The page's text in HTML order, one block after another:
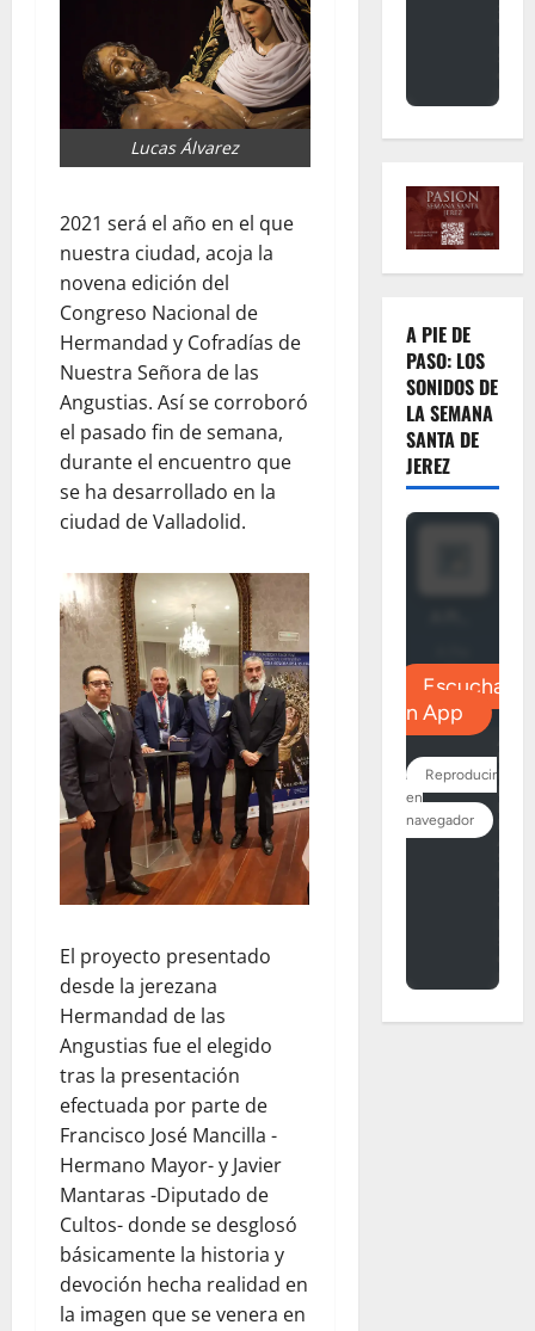
Lucas Álvarez
2021 será el año en el que
nuestra ciudad, acoja la
novena edición del
Congreso Nacional de
Hermandad y Cofradías de
Nuestra Señora de las
Angustias. Así se corroboró
el pasado fin de semana,
durante el encuentro que
se ha desarrollado en la
ciudad de Valladolid.
El proyecto presentado
desde la jerezana
Hermandad de las
Angustias fue el elegido
tras la presentación
efectuada por parte de
Francisco José Mancilla -
Hermano Mayor- y Javier
Mantaras -Diputado de
Cultos- donde se desglosó
básicamente la historia y
devoción hecha realidad en
la imagen que se venera en
A PIE DE
PASO: LOS
SONIDOS DE
LA SEMANA
SANTA DE
JEREZ